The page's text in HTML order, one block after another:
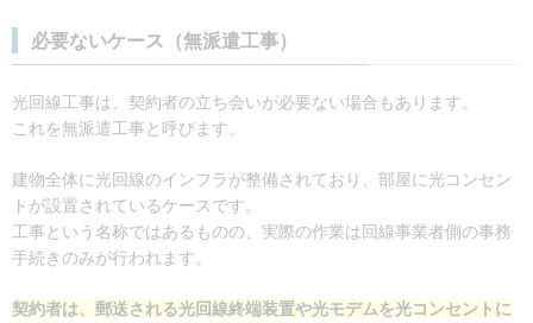
必要ないケース（無派遣工事）
光回線工事は、契約者の立ち会いが必要ない場合もあります。
これを無派遣工事と呼びます。
建物全体に光回線のインフラが整備されており、部屋に光コンセン
トが設置されているケースです。
工事という名称ではあるものの、実際の作業は回線事業者側の事務
手続きのみが行われます。
契約者は、郵送される光回線終端装置や光モデムを光コンセントに